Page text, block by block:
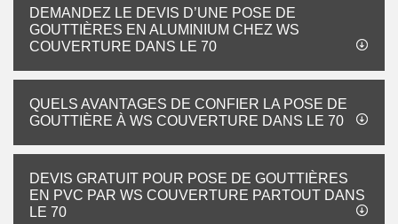
DEMANDEZ LE DEVIS D’UNE POSE DE
GOUTTIÈRES EN ALUMINIUM CHEZ WS
COUVERTURE DANS LE 70
QUELS AVANTAGES DE CONFIER LA POSE DE
GOUTTIÈRE À WS COUVERTURE DANS LE 70
DEVIS GRATUIT POUR POSE DE GOUTTIÈRES
EN PVC PAR WS COUVERTURE PARTOUT DANS
LE 70